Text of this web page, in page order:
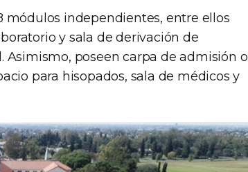
módulos independientes, entre ellos
y sala de derivación de
poseen carpa de admisión o
para hisopados, sala de médicos y